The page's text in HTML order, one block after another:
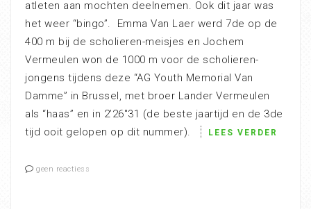
atleten aan mochten deelnemen. Ook dit jaar was
het weer “bingo”. Emma Van Laer werd 7de op de
400 m bij de scholieren-meisjes en Jochem
Vermeulen won de 1000 m voor de scholieren-
jongens tijdens deze “AG Youth Memorial Van
Damme” in Brussel, met broer Lander Vermeulen
als “haas” en in 2’26″31 (de beste jaartijd en de 3de
tijd ooit gelopen op dit nummer).
LEES VERDER
geen reactiess